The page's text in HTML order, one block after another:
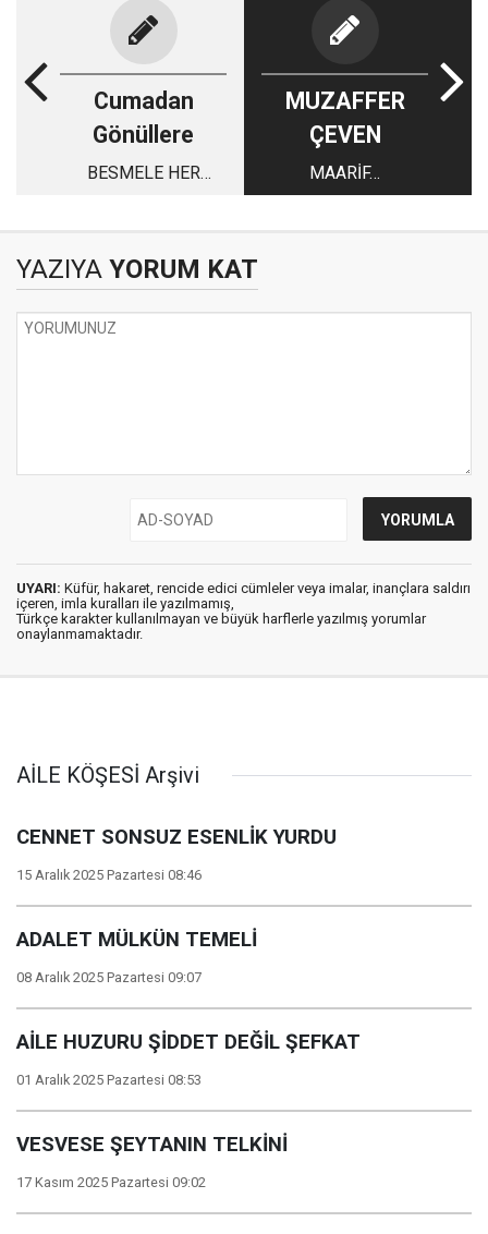
Cumadan
Gönüllere
BESMELE HER
MUZAFFER
ÇEVEN
MAARİF…
YAZIYA YORUM KAT
UYARI: Küfür, hakaret, rencide edici cümleler veya imalar, inançlara saldırı
içeren, imla kuralları ile yazılmamış,
Türkçe karakter kullanılmayan ve büyük harflerle yazılmış yorumlar
onaylanmamaktadır.
AİLE KÖŞESİ Arşivi
CENNET SONSUZ ESENLİK YURDU
15 Aralık 2025 Pazartesi 08:46
ADALET MÜLKÜN TEMELİ
08 Aralık 2025 Pazartesi 09:07
AİLE HUZURU ŞİDDET DEĞİL ŞEFKAT
01 Aralık 2025 Pazartesi 08:53
VESVESE ŞEYTANIN TELKİNİ
17 Kasım 2025 Pazartesi 09:02